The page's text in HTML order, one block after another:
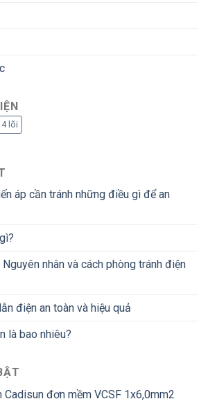
4 lõi
áp cần tránh những điều gì để an
nhân và cách phòng tránh điện
điện an toàn và hiệu quả
là bao nhiêu?
Cadisun đơn mềm VCSF 1x6,0mm2